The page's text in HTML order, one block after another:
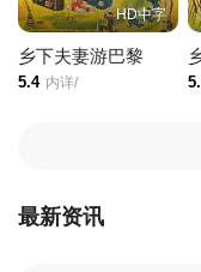
HD中字
乡下夫妻游巴黎
5.4 内详/
最新资讯